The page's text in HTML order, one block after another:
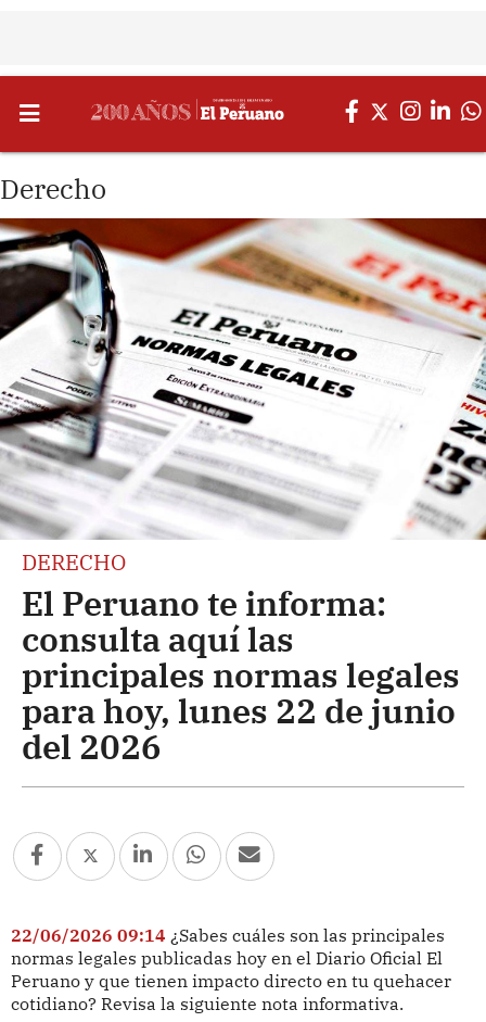
Derecho
DERECHO
El Peruano te informa:
consulta aquí las
principales normas legales
para hoy, lunes 22 de junio
del 2026
22/06/2026 09:14 ¿Sabes cuáles son las principales
normas legales publicadas hoy en el Diario Oficial El
Peruano y que tienen impacto directo en tu quehacer
cotidiano? Revisa la siguiente nota informativa.